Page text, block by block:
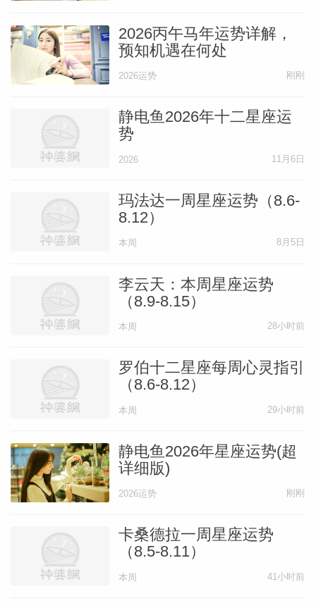
2026丙午马年运势详解，
预知机遇在何处
2026运势 刚刚
静电鱼2026年十二星座运
势
2026 11月6日
玛法达一周星座运势（8.6-
8.12）
本周 8月5日
李云天：本周星座运势
（8.9-8.15）
本周 28小时前
罗伯十二星座每周心灵指引
（8.6-8.12）
本周 29小时前
静电鱼2026年星座运势(超
详细版)
2026运势 刚刚
卡桑德拉一周星座运势
（8.5-8.11）
本周 41小时前